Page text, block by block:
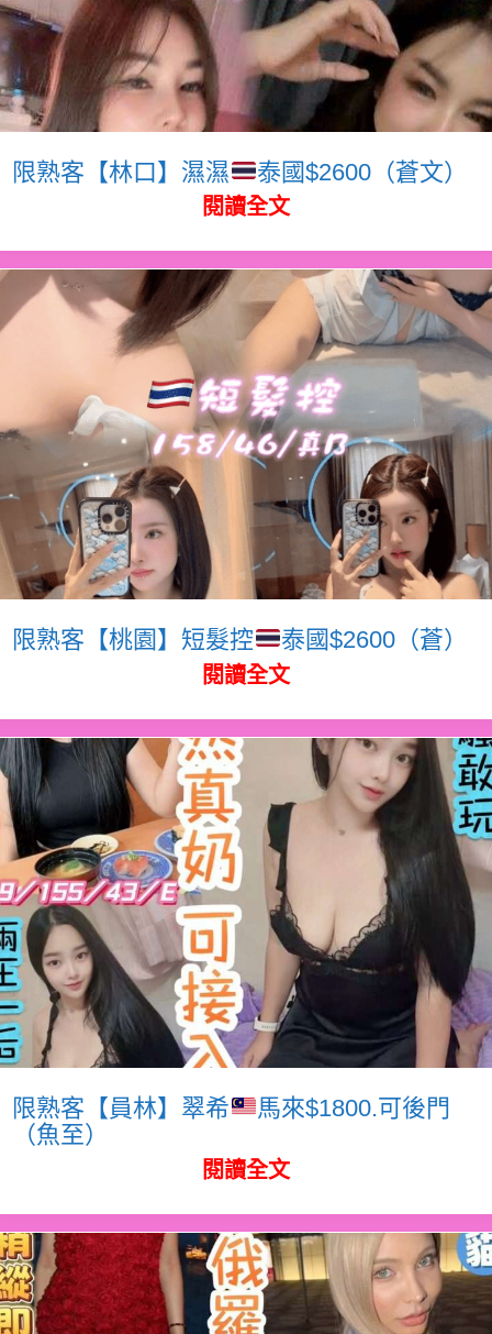
限熟客【林口】濕濕 泰國$2600（蒼文）
閱讀全文
限熟客【桃園】短髮控 泰國$2600（蒼）
閱讀全文
限熟客【員林】翠希
馬來$1800.可後門
（魚至）
閱讀全文